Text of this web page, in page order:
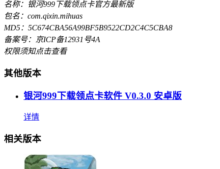
名称：银河999下载领点卡官方最新版
包名：com.qixin.mihuas
MD5：5C674CBA56A99BF5B9522CD2C4C5CBA8
备案号：京ICP备12931号4A
权限须知点击查看
其他版本
银河999下载领点卡软件 V0.3.0 安卓版
详情
相关版本